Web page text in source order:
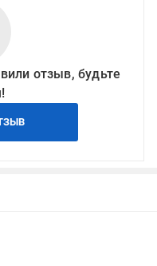
отзыв, будьте